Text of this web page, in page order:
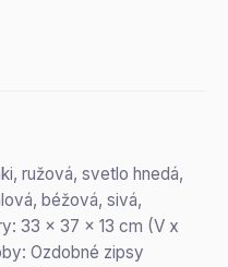
ružová, svetlo hnedá,
béžová, sivá,
33 x 37 x 13 cm (V x
Ozdobné zipsy